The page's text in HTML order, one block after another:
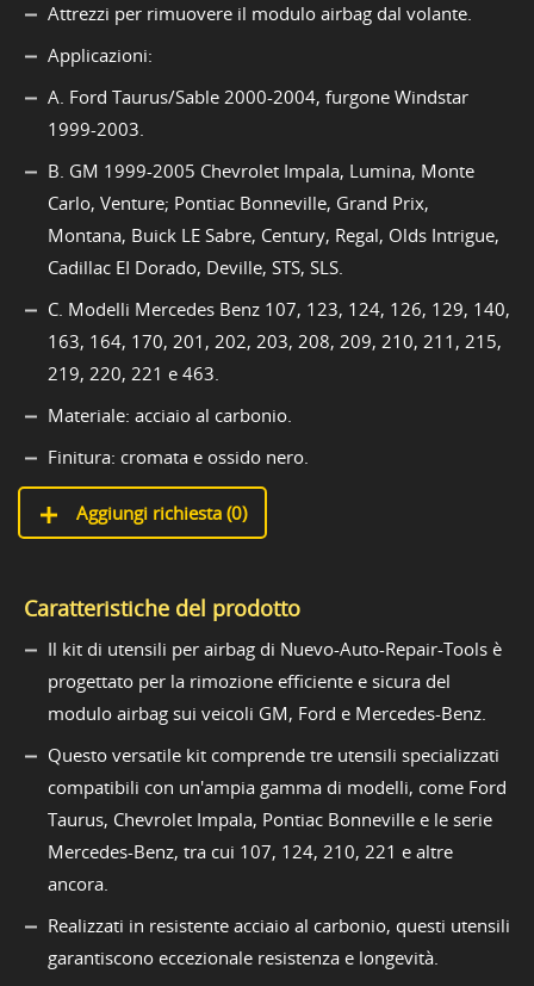
Attrezzi per rimuovere il modulo airbag dal volante.
Applicazioni:
A. Ford Taurus/Sable 2000-2004, furgone Windstar
1999-2003.
B. GM 1999-2005 Chevrolet Impala, Lumina, Monte
Carlo, Venture; Pontiac Bonneville, Grand Prix,
Montana, Buick LE Sabre, Century, Regal, Olds Intrigue,
Cadillac EI Dorado, Deville, STS, SLS.
C. Modelli Mercedes Benz 107, 123, 124, 126, 129, 140,
163, 164, 170, 201, 202, 203, 208, 209, 210, 211, 215,
219, 220, 221 e 463.
Materiale: acciaio al carbonio.
Finitura: cromata e ossido nero.
Aggiungi richiesta (0)
Caratteristiche del prodotto
Il kit di utensili per airbag di Nuevo-Auto-Repair-Tools è
progettato per la rimozione efficiente e sicura del
modulo airbag sui veicoli GM, Ford e Mercedes-Benz.
Questo versatile kit comprende tre utensili specializzati
compatibili con un'ampia gamma di modelli, come Ford
Taurus, Chevrolet Impala, Pontiac Bonneville e le serie
Mercedes-Benz, tra cui 107, 124, 210, 221 e altre
ancora.
Realizzati in resistente acciaio al carbonio, questi utensili
garantiscono eccezionale resistenza e longevità.